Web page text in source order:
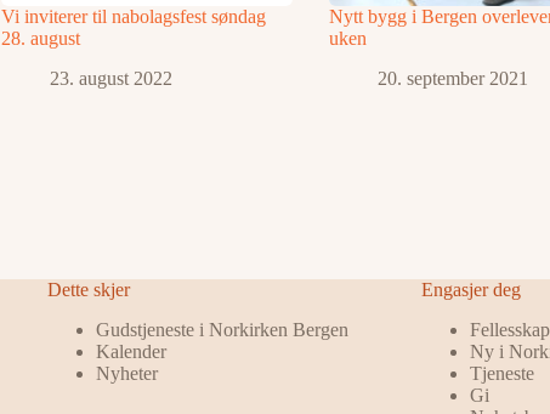
Vi inviterer til nabolagsfest søndag
28. august
23. august 2022
Nytt bygg i Bergen
uken
20. september 2021
Dette skjer
Gudstjeneste i Norkirken Bergen
Kalender
Nyheter
Engasjer deg
Ny i
Tjeneste
Gi